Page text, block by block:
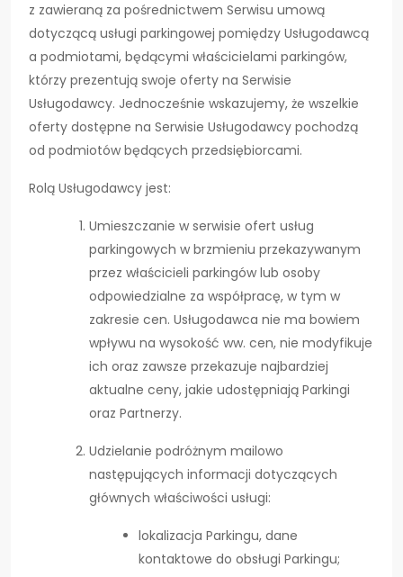
z zawieraną za pośrednictwem Serwisu umową
dotyczącą usługi parkingowej pomiędzy Usługodawcą
a podmiotami, będącymi właścicielami parkingów,
którzy prezentują swoje oferty na Serwisie
Usługodawcy. Jednocześnie wskazujemy, że wszelkie
oferty dostępne na Serwisie Usługodawcy pochodzą
od podmiotów będących przedsiębiorcami.
Rolą Usługodawcy jest:
Umieszczanie w serwisie ofert usług
parkingowych w brzmieniu przekazywanym
przez właścicieli parkingów lub osoby
odpowiedzialne za współpracę, w tym w
zakresie cen. Usługodawca nie ma bowiem
wpływu na wysokość ww. cen, nie modyfikuje
ich oraz zawsze przekazuje najbardziej
aktualne ceny, jakie udostępniają Parkingi
oraz Partnerzy.
Udzielanie podróżnym mailowo
następujących informacji dotyczących
głównych właściwości usługi:
lokalizacja Parkingu, dane
kontaktowe do obsługi Parkingu;